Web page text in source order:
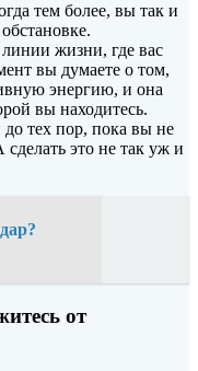
тем более, вы так и
жизни, где вас
вы думаете о том,
энергию, и она
вы находитесь.
до тех пор, пока вы не
сделать это не так уж и
от